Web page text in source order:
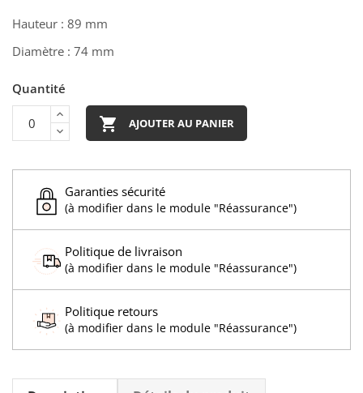
Hauteur : 89 mm
Diamètre : 74 mm
Quantité
 AJOUTER AU PANIER
Garanties sécurité
(à modifier dans le module "Réassurance")
Politique de livraison
(à modifier dans le module "Réassurance")
Politique retours
(à modifier dans le module "Réassurance")